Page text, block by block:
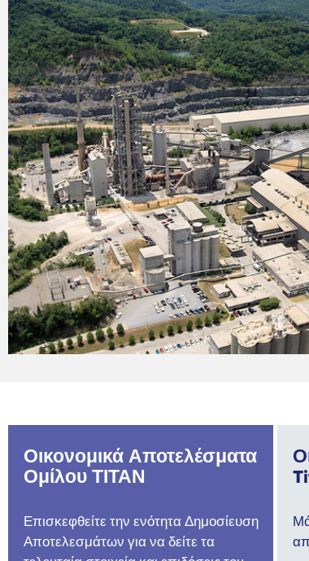
Οικονομικά Αποτελέσματα
Ομίλου ΤΙΤΑΝ
Επισκεφθείτε την ενότητα Δημοσίευση
Αποτελεσμάτων για να δείτε τα